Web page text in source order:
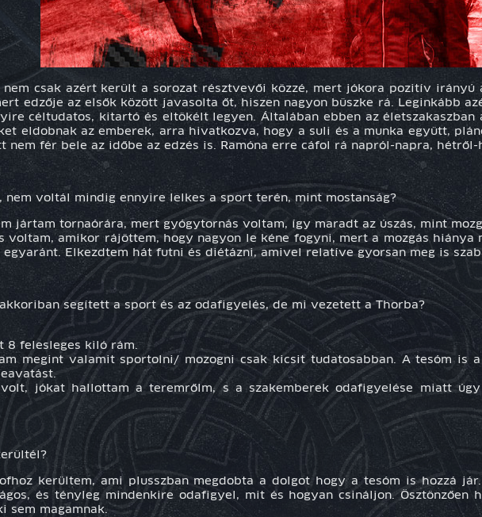
nem csak azért került a sorozat résztvevői közzé, mert jókora pozitív irányú
edzője az elsők között javasolta őt, hiszen nagyon büszke rá. Leginkább
céltudatos, kitartó és eltökélt legyen. Általában ebben az életszakaszban
eldobnak az emberek, arra hivatkozva, hogy a suli és a munka együtt,
nem fér bele az időbe az edzés is. Ramóna erre cáfol rá napról-napra, hétről-
nem voltál mindig ennyire lelkes a sport terén, mint mostanság?
jártam tornaórára, mert gyógytornás voltam, így maradt az úszás, mint
voltam, amikor rájöttem, hogy nagyon le kéne fogyni, mert a mozgás hiánya
egyaránt. Elkezdtem hát futni és diétázni, amivel relatíve gyorsan meg is
segített a sport és az odafigyelés, de mi vezetett a Thorba?
8 felesleges kiló rám.
megint valamit sportolni/ mozogni csak kicsit tudatosabban. A tesóm is
volt, jókat hallottam a teremrőlm, s a szakemberek odafigyelése miatt
kerültem, ami plusszban megdobta a dolgot hogy a tesóm is hozzá
és tényleg mindenkire odafigyel, mit és hogyan csináljon. Ösztönzően
sem magamnak.